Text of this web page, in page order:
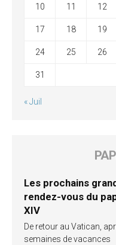
10 11 12
17 18 19
24 25 26
31
« Juil
Les prochains
rendez-vous du
XIV
De retour au Vatican,
semaines de vacances